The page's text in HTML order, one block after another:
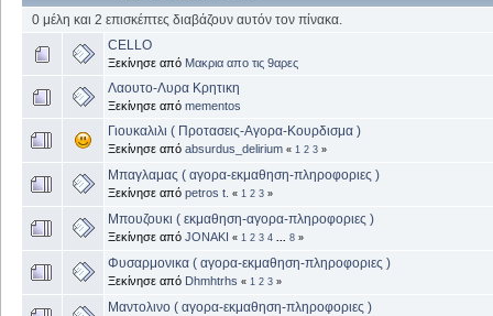
0 μέλη και 2 επισκέπτες διαβάζουν αυτόν τον πίνακα.
CELLO
Ξεκίνησε από Μακρια απο τις 9αρες
Λαουτο-Λυρα Κρητικη
Ξεκίνησε από mementos
Γιουκαλιλι ( Προτασεις-Αγορα-Κουρδισμα )
Ξεκίνησε από absurdus_delirium « 1 2 3 »
Μπαγλαμας ( αγορα-εκμαθηση-πληροφοριες )
Ξεκίνησε από petros t. « 1 2 3 »
Μπουζουκι ( εκμαθηση-αγορα-πληροφοριες )
Ξεκίνησε από JONAKI « 1 2 3 4 8 »
Φυσαρμονικα ( αγορα-εκμαθηση-πληροφοριες )
Ξεκίνησε από Dhmhtrhs « 1 2 3 »
Μαντολινο ( αγορα-εκμαθηση-πληροφοριες )